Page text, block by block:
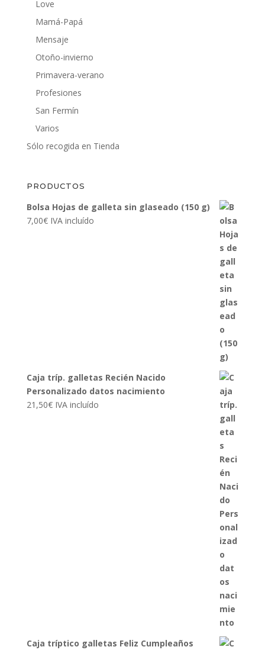
Love
Mamá-Papá
Mensaje
Otoño-invierno
Primavera-verano
Profesiones
San Fermín
Varios
Sólo recogida en Tienda
PRODUCTOS
Bolsa Hojas de galleta sin glaseado (150 g)
7,00€ IVA incluído
Caja tríp. galletas Recién Nacido
Personalizado datos nacimiento
21,50€ IVA incluído
Caja tríptico galletas Feliz Cumpleaños